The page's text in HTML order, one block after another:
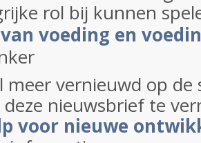
rol bij kunnen
voeding en
meer vernieuwd op
nieuwsbrief te
voor nieuwe